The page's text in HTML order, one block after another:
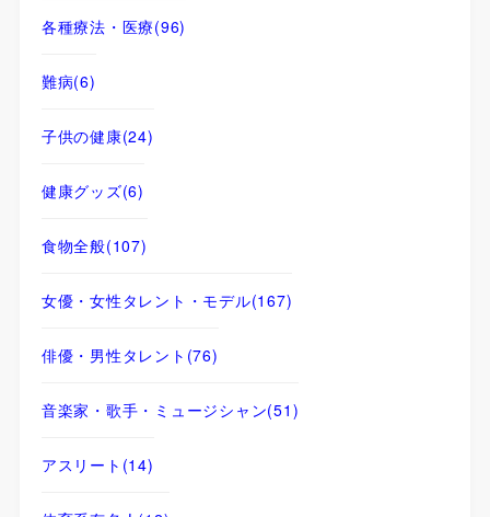
各種療法・医療(96)
難病(6)
子供の健康(24)
健康グッズ(6)
食物全般(107)
女優・女性タレント・モデル(167)
俳優・男性タレント (76)
音楽家・歌手・ミュージシャン(51)
アスリート (14)